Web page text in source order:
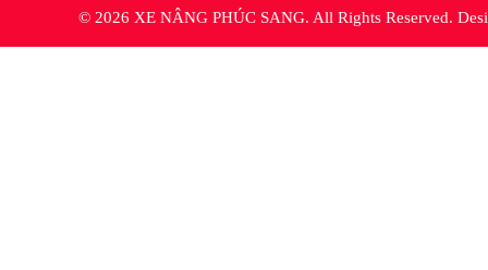
© 2026 XE NÂNG PHÚC SANG. All Rights Reserved.